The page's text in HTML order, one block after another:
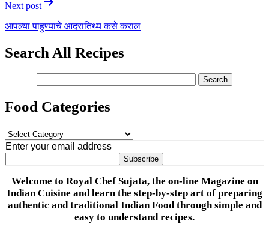
Next post
आपल्या पाहुण्याचे आदरातिथ्य कसे कराल
Search All Recipes
Food Categories
Food
Categories
Enter your email address
Welcome to Royal Chef Sujata, the on-line Magazine on
Indian Cuisine and learn the step-by-step art of preparing
authentic and traditional Indian Food through simple and
easy to understand recipes.